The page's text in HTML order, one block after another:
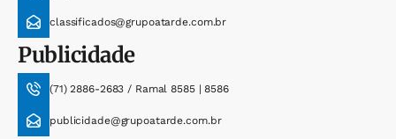
classificados@grupoatarde.com.br
Publicidade
(71) 2886-2683 / Ramal 8585 | 8586
publicidade@grupoatarde.com.br